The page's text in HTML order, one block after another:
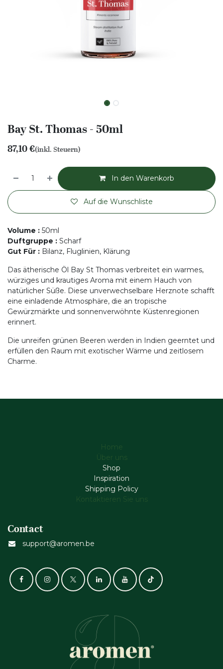
Bay St. Thomas - 50ml
87,10€(inkl. Steuern)
In den Warenkorb
Auf die Wunschliste
Volume : 50ml
Duftgruppe : Scharf
Gut Für : Bilanz, Fluglinien, Klärung
Das ätherische Öl Bay St Thomas verbreitet ein warmes,
würziges und krautiges Aroma mit einem Hauch von
natürlicher Süße. Diese unverwechselbare Herznote schafft
eine einladende Atmosphäre, die an tropische
Gewürzmärkte und sonnenverwöhnte Küstenregionen
erinnert.
Die unreifen grünen Beeren werden in Indien geerntet und
erfüllen den Raum mit exotischer Wärme und zeitlosem
Charme.
Home
Über uns
Shop
Inspiration
Shipping Policy
Kontaktieren Sie uns
Contact
support@aromen.be